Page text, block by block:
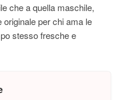
che a quella maschile,
originale per chi ama le
stesso fresche e